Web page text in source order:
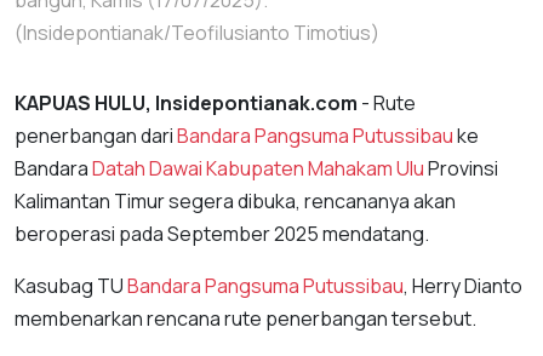
(Insidepontianak/Teofilusianto Timotius)
KAPUAS HULU, Insidepontianak.com - Rute
penerbangan dariBandara Pangsuma Putussibauke
BandaraDatah DawaiKabupaten Mahakam UluProvinsi
Kalimantan Timur segera dibuka, rencananya akan
beroperasi pada September 2025 mendatang.
Kasubag TUBandara Pangsuma Putussibau, Herry Dianto
membenarkan rencana rute penerbangan tersebut.